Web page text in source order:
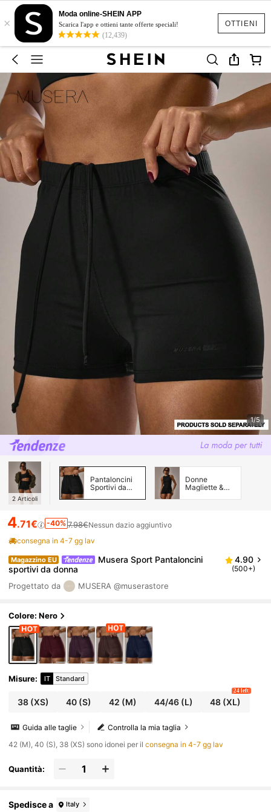
OTTIENI
×
Moda online-SHEIN APP
Scarica l'app e ottieni tante offerte speciali!
(12,439)
1/5
2 Articoli
Pantaloncini
Sportivi da
Donne
Magliette &
4.71€ -40% 7.98€Nessun dazio aggiuntivo
consegna in 4-7 gg lav
Magazzino EU
Musera Sport Pantaloncini
sportivi da donna
4.90
(500+)
Progettato da MUSERA @muserastore
Colore: Nero
Misure: IT Standard
38(XS) 40 (S) 42 (M) 44/46(L) 48 (XL)
24 left
Controlla la mia taglia
Guida alle taglie
42 (M), 40 (S), 38 (XS) sono idonei per ilconsegna in 4-7 gg lav
Quantità:
Spedisce a Italy